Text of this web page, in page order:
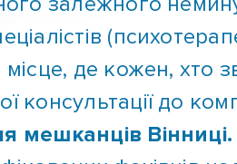
де кожен, хто
консультації до
мешканців Вінниці.
фахівців